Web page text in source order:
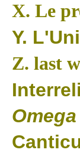
X. Le
Y.
Z. last
Omega